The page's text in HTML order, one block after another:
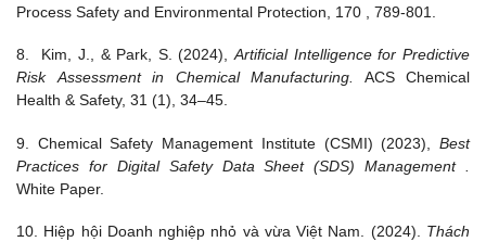
Process Safety and Environmental Protection, 170 , 789-801.
8. Kim, J., & Park, S. (2024),Artificial Intelligence for Predictive
Risk
Assessment in Chemical Manufacturing.
ACS Chemical
Health & Safety, 31 (1), 34–45.
9. Chemical Safety Management Institute (CSMI) (2023), Best
Practices for Digital Safety Data Sheet (SDS) Management .
White Paper.
10. Hiệp hội Doanh nghiệp nhỏ và vừa Việt Nam. (2024). Thách